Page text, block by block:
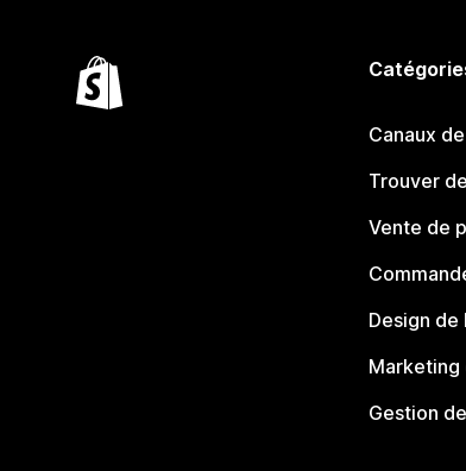
Canaux
Trouver
Vente de
Design
Marketing
Gestion